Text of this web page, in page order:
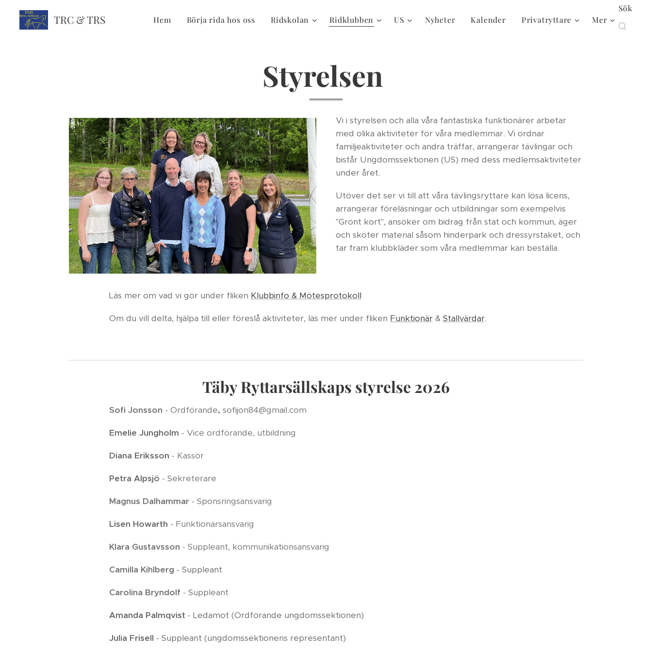
TRC & TRS Hem Börja rida hos oss Ridskolan Ridklubben US Nyheter Kalender Privatryttare Mer
Sök
Styrelsen
Vi i styrelsen och alla våra fantastiska funktionärer arbetar
med olika aktiviteter för våra medlemmar. Vi ordnar
familjeaktiviteter och andra träffar, arrangerar tävlingar och
bistår Ungdomssektionen (US) med dess medlemsaktiviteter
under året.
Utöver det ser vi till att våra tävlingsryttare kan lösa licens,
arrangerar föreläsningar och utbildningar som exempelvis
"Grönt kort", ansöker om bidrag från stat och kommun, äger
och sköter material såsom hinderpark och dressyrstaket, och
tar fram klubbkläder som våra medlemmar kan beställa.
Läs mer om vad vi gör under fliken Klubbinfo & Mötesprotokoll
Om du vill delta, hjälpa till eller föreslå aktiviteter, läs mer under fliken Funktionär& Stallvärdar.
Täby Ryttarsällskaps styrelse 2026
Sofi Jonsson - Ordförande, sofijon84@gmail.com
Emelie Jungholm - Vice ordförande, utbildning
Diana Eriksson - Kassör
Petra Alpsjö - Sekreterare
Magnus Dalhammar - Sponsringsansvarig
Lisen Howarth - Funktionärsansvarig
Klara Gustavsson - Suppleant, kommunikationsansvarig
Camilla Kihlberg - Suppleant
Carolina Bryndolf - Suppleant
Amanda Palmqvist - Ledamot (Ordförande ungdomssektionen)
Julia Frisell - Suppleant (ungdomssektionens representant)